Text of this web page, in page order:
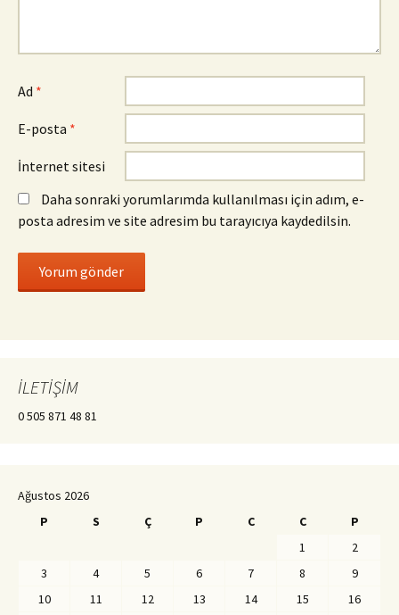
Ad *
E-posta *
İnternet sitesi
Daha sonraki yorumlarımda kullanılması için adım, e-
posta adresim ve site adresim bu tarayıcıya kaydedilsin.
İLETİŞİM
0 505 871 48 81
Ağustos 2026
P
S Ç P C C
P
1
2
3
4 5 6 7 8
9
10
11 12 13 14 15
16